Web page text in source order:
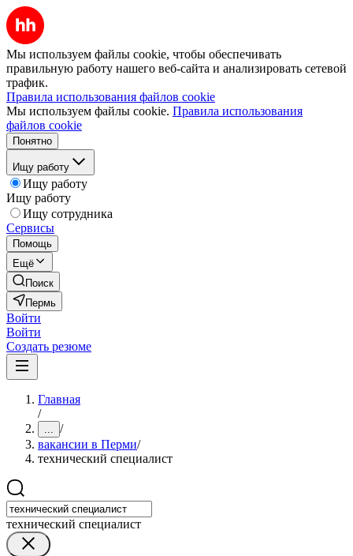
Мы используем файлы cookie, чтобы обеспечивать
правильную работу нашего веб-сайта и анализировать сетевой
трафик.
Правила использования файлов cookie
Мы используем файлы cookie. Правила использования
файлов cookie
Понятно
Ищу работу
Ищу работу
Ищу работу
Ищу сотрудника
Сервисы
Помощь
Ещё
Поиск
Пермь
Войти
Войти
Создать резюме
Главная
/
... /
вакансии в Перми/
технический специалист
технический специалист